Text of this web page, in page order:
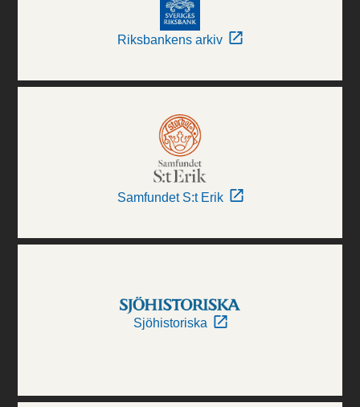
Riksbankens arkiv
Samfundet S:t Erik
Sjöhistoriska